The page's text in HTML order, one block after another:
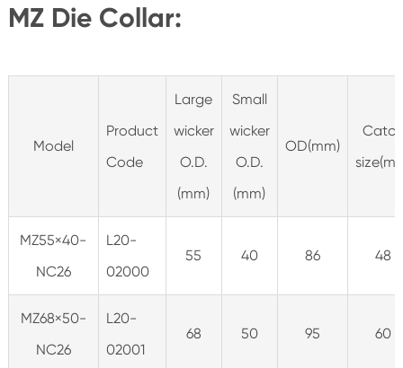
MZ Die Collar:
Model
Product
Code
Large
wicker
O.D.
(mm)
Small
wicker
O.D.
(mm)
OD(mm)
MZ55×40-
NC26
L20-
02000
55 40 86 48
MZ68×50-
NC26
L20-
02001
68 50 95 60